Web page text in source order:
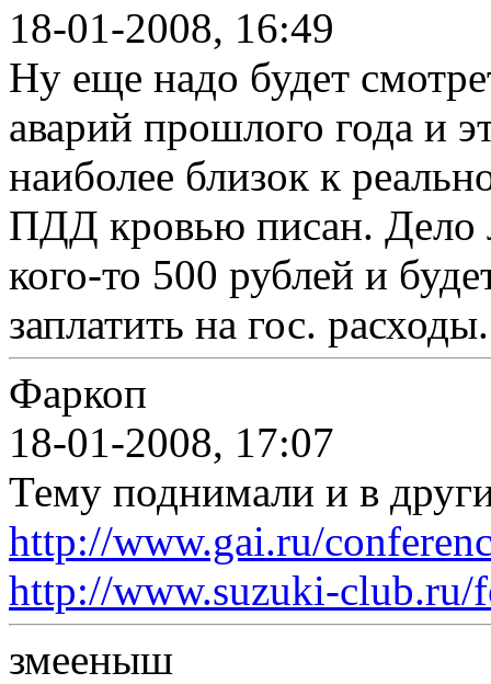
18-01-2008, 16:49
Ну еще надо будет
аварий прошлого года и
наиболее близок к
ПДД кровью писан. Дело
кого-то 500 рублей и
заплатить на гос. расходы.
Фаркоп
18-01-2008, 17:07
Тему поднимали и в
http://www.gai.ru/
http://www.suzuki-club.ru/
змееныш